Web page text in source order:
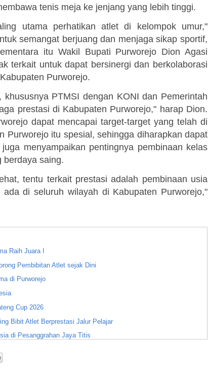
tenis meja ke jenjang yang lebih tinggi.
utama perhatikan atlet di kelompok umur,"
semangat berjuang dan menjaga sikap sportif,
itu Wakil Bupati Purworejo Dion Agasi
terkait untuk dapat bersinergi dan berkolaborasi
Purworejo.
PTMSI dengan KONI dan Pemerintah
prestasi di Kabupaten Purworejo," harap Dion.
dapat mencapai target-target yang telah di
Purworejo itu spesial, sehingga diharapkan dapat
menyampaikan pentingnya pembinaan kelas
berdaya saing.
tentu terkait prestasi adalah pembinaan usia
di seluruh wilayah di Kabupaten Purworejo,"
Raih Juara I
Pembibitan Atlet sejak Dini
di Purworejo
Cup 2026
Bibit Atlet Berprestasi Jalur Pelajar
di Pesanggrahan Jaya Titis
Dimulai